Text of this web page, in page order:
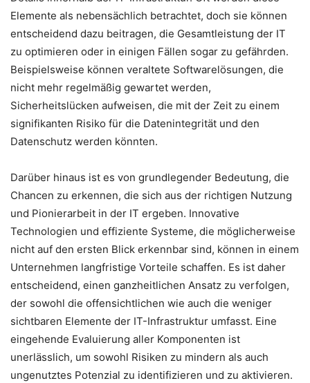
Elemente als nebensächlich betrachtet, doch sie können
entscheidend dazu beitragen, die Gesamtleistung der IT
zu optimieren oder in einigen Fällen sogar zu gefährden.
Beispielsweise können veraltete Softwarelösungen, die
nicht mehr regelmäßig gewartet werden,
Sicherheitslücken aufweisen, die mit der Zeit zu einem
signifikanten Risiko für die Datenintegrität und den
Datenschutz werden könnten.
Darüber hinaus ist es von grundlegender Bedeutung, die
Chancen zu erkennen, die sich aus der richtigen Nutzung
und Pionierarbeit in der IT ergeben. Innovative
Technologien und effiziente Systeme, die möglicherweise
nicht auf den ersten Blick erkennbar sind, können in einem
Unternehmen langfristige Vorteile schaffen. Es ist daher
entscheidend, einen ganzheitlichen Ansatz zu verfolgen,
der sowohl die offensichtlichen wie auch die weniger
sichtbaren Elemente der IT-Infrastruktur umfasst. Eine
eingehende Evaluierung aller Komponenten ist
unerlässlich, um sowohl Risiken zu mindern als auch
ungenutztes Potenzial zu identifizieren und zu aktivieren.